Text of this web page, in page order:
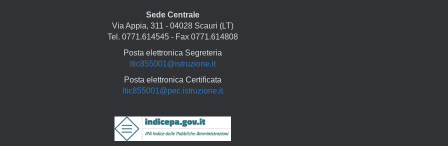
Sede Centrale
Via Appia, 311 - 04028 Scauri (LT)
Tel. 0771.614545 - Fax 0771.614808
Posta elettronica Segreteria
ltic855001@istruzione.it
Posta elettronica Certificata
ltic855001@pec.istruzione.it